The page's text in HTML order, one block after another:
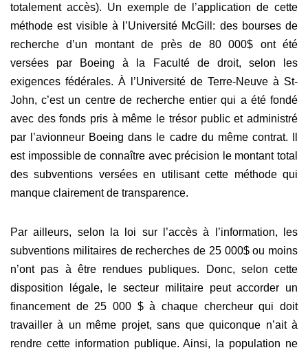
totalement accès). Un exemple de l’application de cette
méthode est visible à l’Université McGill: des bourses de
recherche d’un montant de près de 80 000$ ont été
versées par Boeing à la Faculté de droit, selon les
exigences fédérales. À l’Université de Terre-Neuve à St-
John, c’est un centre de recherche entier qui a été fondé
avec des fonds pris à même le trésor public et administré
par l’avionneur Boeing dans le cadre du même contrat. Il
est impossible de connaître avec précision le montant total
des subventions versées en utilisant cette méthode qui
manque clairement de transparence.
Par ailleurs, selon la loi sur l’accès à l’information, les
subventions militaires de recherches de 25 000$ ou moins
n’ont pas à être rendues publiques. Donc, selon cette
disposition légale, le secteur militaire peut accorder un
financement de 25 000 $ à chaque chercheur qui doit
travailler à un même projet, sans que quiconque n’ait à
rendre cette information publique. Ainsi, la population ne